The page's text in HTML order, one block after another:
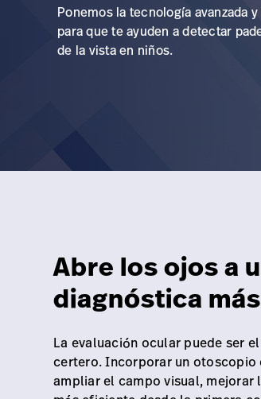
Ponemos la tecnología avanzada
para que te ayuden a detectar
de la vista en niños.
Abre los ojos a
diagnóstica
La evaluación ocular puede ser
certero. Incorporar un
ampliar el campo visual,